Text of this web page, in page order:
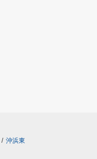
/ 沖浜東